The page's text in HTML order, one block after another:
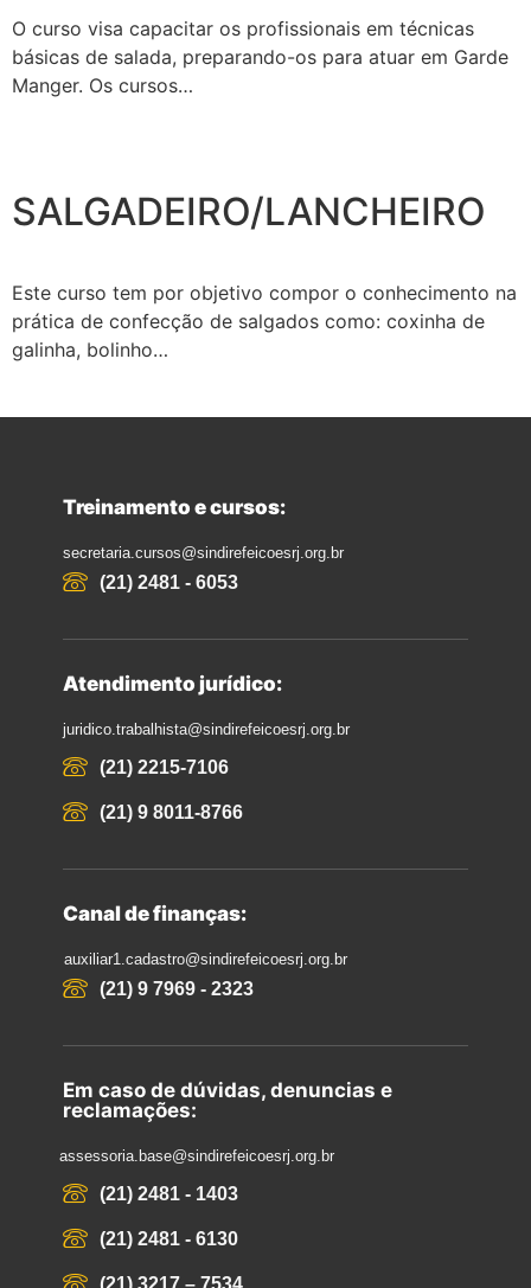
O curso visa capacitar os profissionais em técnicas
básicas de salada, preparando-os para atuar em Garde
Manger. Os cursos…
SALGADEIRO/LANCHEIRO
Este curso tem por objetivo compor o conhecimento na
prática de confecção de salgados como: coxinha de
galinha, bolinho…
Treinamento e cursos:
secretaria.cursos@sindirefeicoesrj.org.br
(21) 2481 - 6053
Atendimento jurídico:
juridico.trabalhista@sindirefeicoesrj.org.br
(21) 2215-7106
(21) 9 8011-8766
Canal de finanças:
auxiliar1.cadastro@sindirefeicoesrj.org.br
(21) 9 7969 - 2323
Em caso de dúvidas, denuncias e
reclamações:
assessoria.base@sindirefeicoesrj.org.br
(21) 2481 - 1403
(21) 2481 - 6130